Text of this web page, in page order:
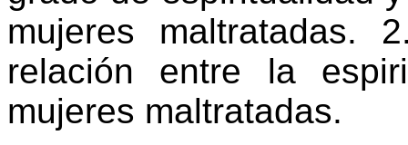
mujeres maltratadas.
relación entre la
mujeres maltratadas.